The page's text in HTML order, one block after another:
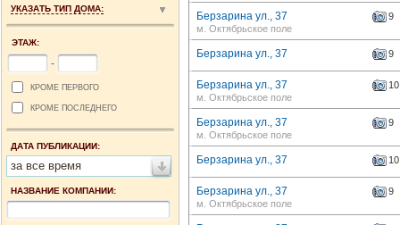
УКАЗАТЬ ТИП ДОМА:
ЭТАЖ:
-
КРОМЕ ПЕРВОГО
КРОМЕ ПОСЛЕДНЕГО
ДАТА ПУБЛИКАЦИИ:
за все время
НАЗВАНИЕ КОМПАНИИ:
Берзарина ул., 37
9
м. Октябрьское поле
Берзарина ул., 37 9
Берзарина ул., 37
10
м. Октябрьское поле
Берзарина ул., 37
9
м. Октябрьское поле
Берзарина ул., 37 10
Берзарина ул., 37
9
м. Октябрьское поле